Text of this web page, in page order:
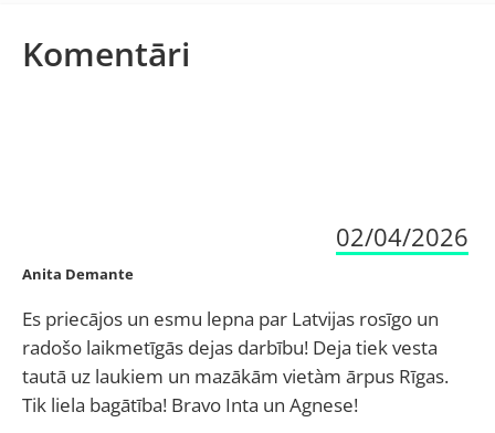
Komentāri
02/04/2026
Anita Demante
Es priecājos un esmu lepna par Latvijas rosīgo un
radošo laikmetīgās dejas darbību! Deja tiek vesta
tautā uz laukiem un mazākām vietàm ārpus Rīgas.
Tik liela bagātība! Bravo Inta un Agnese!